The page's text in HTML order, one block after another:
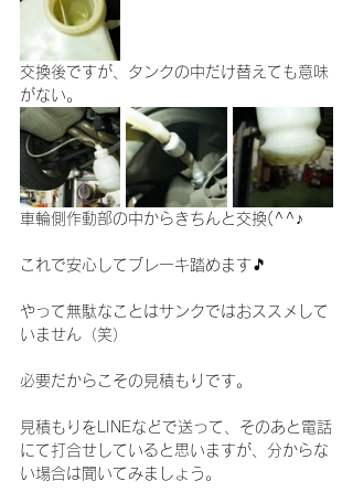
交換後ですが、タンクの中だけ替えても意味
がない。
車輪側作動部の中からきちんと交換(^^♪
これで安心してブレーキ踏めます🎵
やって無駄なことはサンクではおススメして
いません（笑）
必要だからこその見積もりです。
見積もりをLINEなどで送って、そのあと電話
にて打合せしていると思いますが、分からな
い場合は聞いてみましょう。